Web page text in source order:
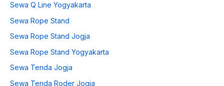
Sewa Q Line Yogyakarta
Sewa Rope Stand
Sewa Rope Stand Jogja
Sewa Rope Stand Yogyakarta
Sewa Tenda Jogja
Sewa Tenda Roder Jogja